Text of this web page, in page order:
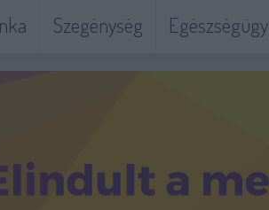
Szegénység Egészségügy